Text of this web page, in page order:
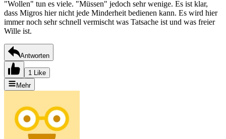
"Wollen" tun es viele. "Müssen" jedoch sehr wenige. Es ist klar,
dass Migros hier nicht jede Minderheit bedienen kann. Es wird hier
immer noch sehr schnell vermischt was Tatsache ist und was freier
Wille ist.
Antworten
1 Like
Mehr